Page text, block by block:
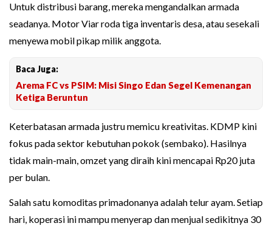
Untuk distribusi barang, mereka mengandalkan armada
seadanya. Motor Viar roda tiga inventaris desa, atau sesekali
menyewa mobil pikap milik anggota.
Baca Juga:
Arema FC vs PSIM: Misi Singo Edan Segel Kemenangan
Ketiga Beruntun
Keterbatasan armada justru memicu kreativitas. KDMP kini
fokus pada sektor kebutuhan pokok (sembako). Hasilnya
tidak main-main, omzet yang diraih kini mencapai Rp20 juta
per bulan.
Salah satu komoditas primadonanya adalah telur ayam. Setiap
hari, koperasi ini mampu menyerap dan menjual sedikitnya 30